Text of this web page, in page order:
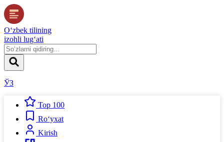
O‘zbek tilining
izohli lug‘ati
ЎЗ
Top 100
Ro‘yxat
Kirish